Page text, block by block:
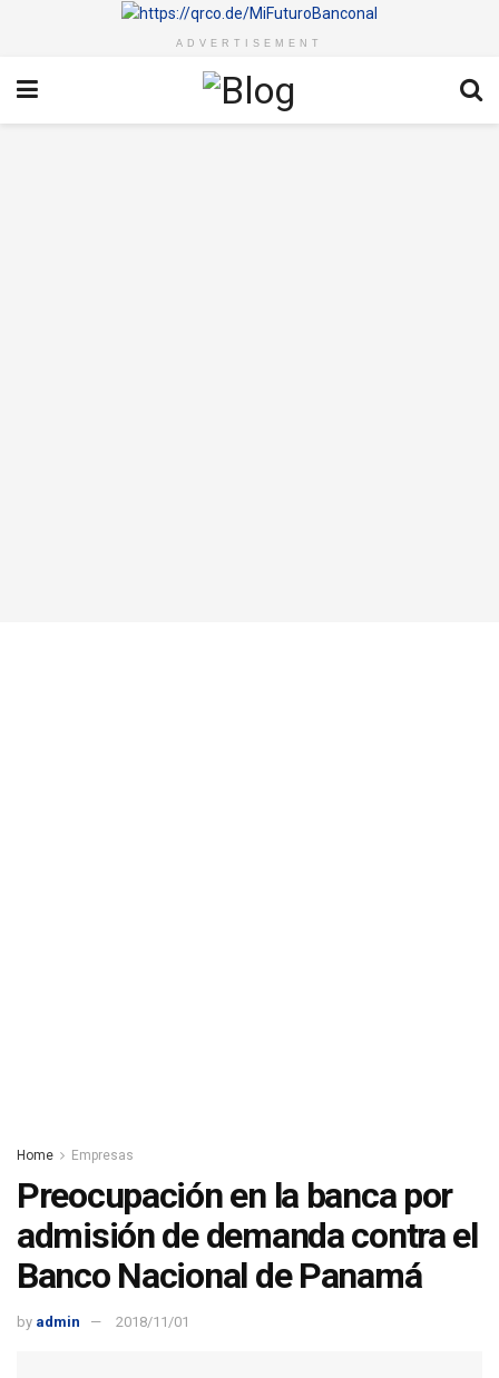
ADVERTISEMENT
Home Empresas
Preocupación en la banca por
admisión de demanda contra el
Banco Nacional de Panamá
by admin 2018/11/01